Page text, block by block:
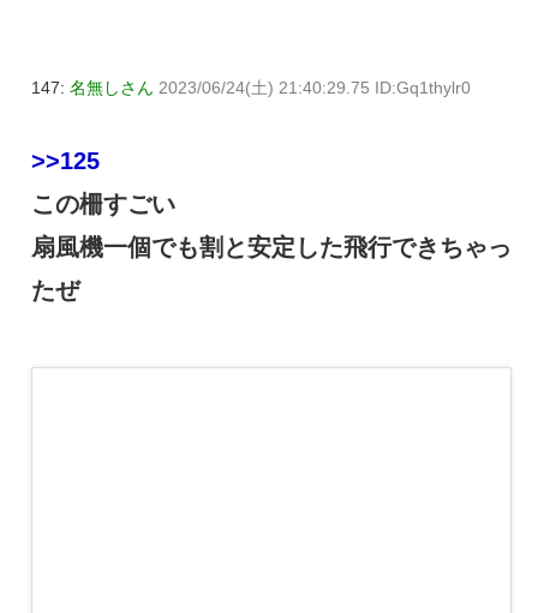
147: 名無しさん 2023/06/24(土) 21:40:29.75 ID:Gq1thylr0
>>125
この柵すごい
扇風機一個でも割と安定した飛行できちゃっ
たぜ